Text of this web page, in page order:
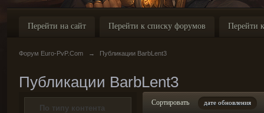
Перейти на сайт Перейти к списку форумов Перейти
Форум Euro-PvP.Com → Публикации BarbLent3
Публикации BarbLent3
По типу контента
Сортировать дате обновления